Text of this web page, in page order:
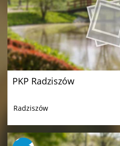
PKP Radziszów
Radziszów